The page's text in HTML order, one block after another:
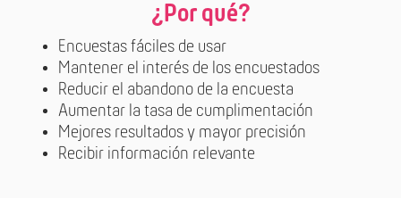
¿Por qué?
Encuestas fáciles de usar
Mantener el interés de los encuestados
Reducir el abandono de la encuesta
Aumentar la tasa de cumplimentación
Mejores resultados y mayor precisión
Recibir información relevante